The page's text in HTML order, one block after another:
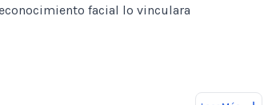
facial lo vinculara